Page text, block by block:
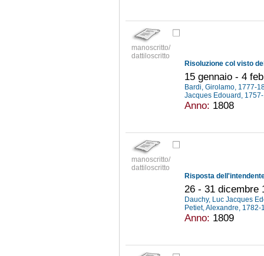
manoscritto/
dattiloscritto
15 gennaio - 4
Bardi, Girolamo, 1777-
Jacques Edouard,
Anno: 1808
manoscritto/
dattiloscritto
26 - 31 dicembre
Dauchy, Luc Jacques
Petiet, Alexandre,
Anno: 1809